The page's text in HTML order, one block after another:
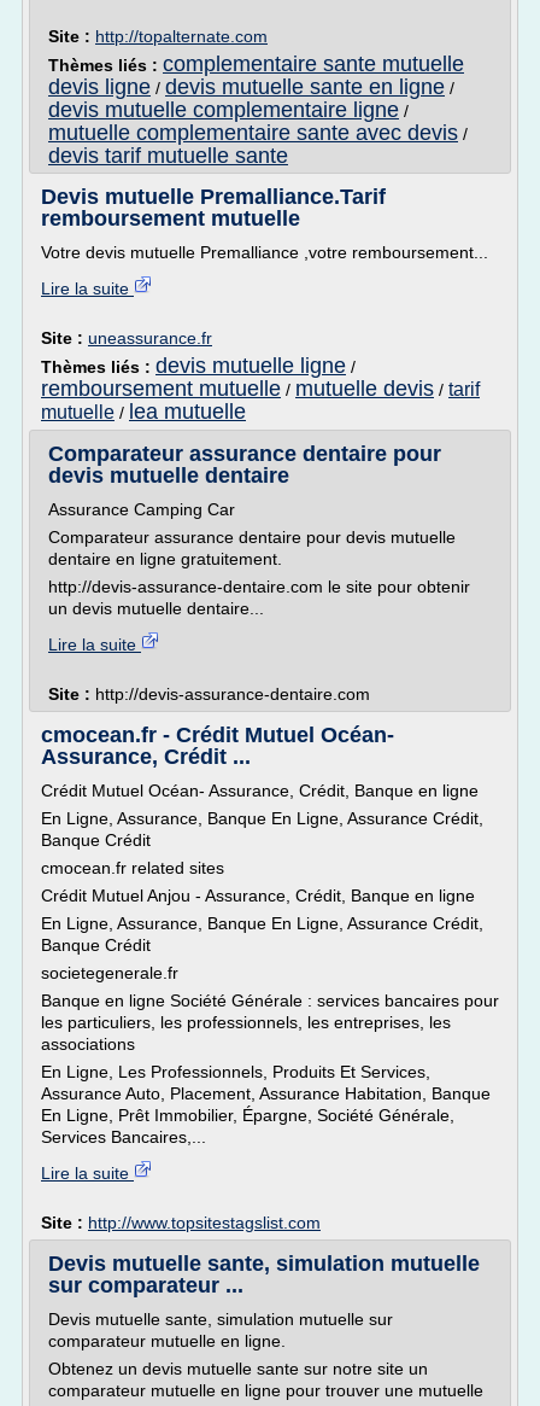
Site : http://topalternate.com
Thèmes liés : complementaire sante mutuelle
devis ligne / devis mutuelle sante en ligne /
devis mutuelle complementaire ligne /
mutuelle complementaire sante avec devis /
devis tarif mutuelle sante
Devis mutuelle Premalliance.Tarif
remboursement mutuelle
Votre devis mutuelle Premalliance ,votre remboursement...
Lire la suite
Site : uneassurance.fr
Thèmes liés : devis mutuelle ligne /
remboursement mutuelle / mutuelle devis / tarif
mutuelle / lea mutuelle
Comparateur assurance dentaire pour
devis mutuelle dentaire
Assurance Camping Car
Comparateur assurance dentaire pour devis mutuelle
dentaire en ligne gratuitement.
http://devis-assurance-dentaire.com le site pour obtenir
un devis mutuelle dentaire...
Lire la suite
Site : http://devis-assurance-dentaire.com
cmocean.fr - Crédit Mutuel Océan-
Assurance, Crédit ...
Crédit Mutuel Océan- Assurance, Crédit, Banque en ligne
En Ligne, Assurance, Banque En Ligne, Assurance Crédit,
Banque Crédit
cmocean.fr related sites
Crédit Mutuel Anjou - Assurance, Crédit, Banque en ligne
En Ligne, Assurance, Banque En Ligne, Assurance Crédit,
Banque Crédit
societegenerale.fr
Banque en ligne Société Générale : services bancaires pour
les particuliers, les professionnels, les entreprises, les
associations
En Ligne, Les Professionnels, Produits Et Services,
Assurance Auto, Placement, Assurance Habitation, Banque
En Ligne, Prêt Immobilier, Épargne, Société Générale,
Services Bancaires,...
Lire la suite
Site : http://www.topsitestagslist.com
Devis mutuelle sante, simulation mutuelle
sur comparateur ...
Devis mutuelle sante, simulation mutuelle sur
comparateur mutuelle en ligne.
Obtenez un devis mutuelle sante sur notre site un
comparateur mutuelle en ligne pour trouver une mutuelle